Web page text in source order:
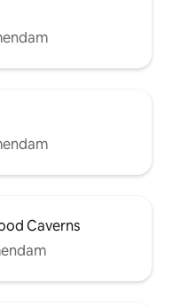
Caverns